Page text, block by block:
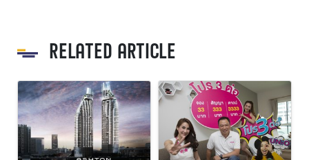
RELATED ARTICLE